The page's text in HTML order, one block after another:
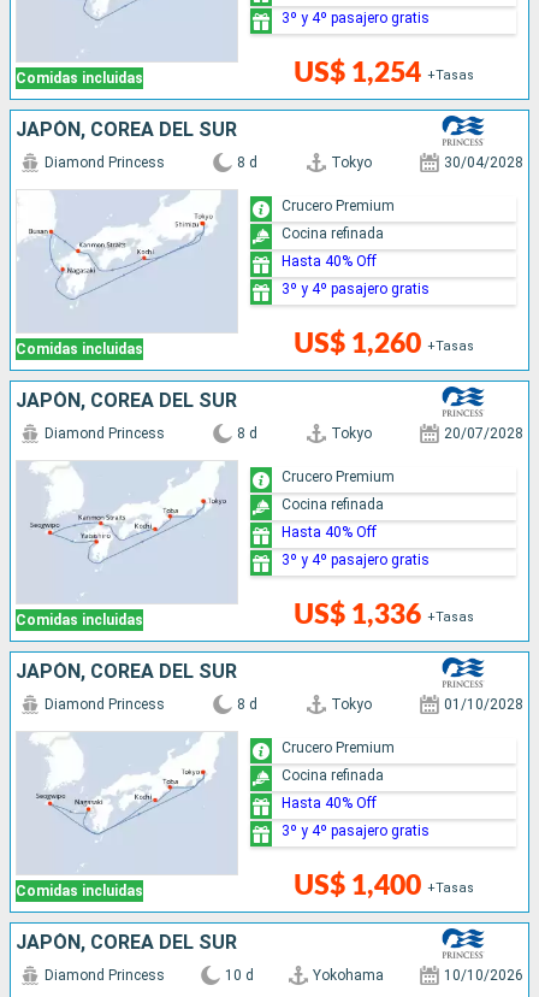
Comidas incluidas US$ 1,254 +Tasas
3º y 4º pasajero gratis
JAPÓN, COREA DEL SUR
Comidas incluidas
Diamond Princess 8 d Tokyo 30/04/2028
US$ 1,260 +Tasas
Crucero Premium
Cocina refinada
Hasta 40% Off
3º y 4º pasajero gratis
JAPÓN, COREA DEL SUR
Comidas incluidas
Diamond Princess 8 d Tokyo 20/07/2028
US$ 1,336 +Tasas
Crucero Premium
Cocina refinada
Hasta 40% Off
3º y 4º pasajero gratis
JAPÓN, COREA DEL SUR
Comidas incluidas
Diamond Princess 8 d Tokyo 01/10/2028
US$ 1,400 +Tasas
Crucero Premium
Cocina refinada
Hasta 40% Off
3º y 4º pasajero gratis
JAPÓN, COREA DEL SUR
Diamond Princess 10 d Yokohama 10/10/2026